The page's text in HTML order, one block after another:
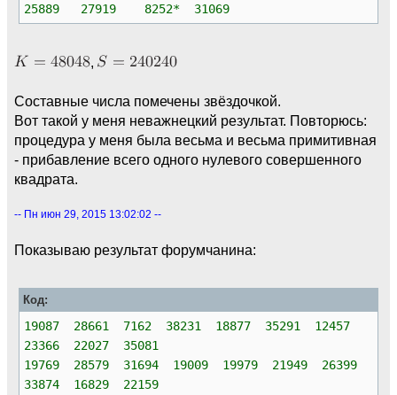
25889 27919 8252* 31069
,
Составные числа помечены звёздочкой.
Вот такой у меня неважнецкий результат. Повторюсь:
процедура у меня была весьма и весьма примитивная
- прибавление всего одного нулевого совершенного
квадрата.
-- Пн июн 29, 2015 13:02:02 --
Показываю результат форумчанина:
Код:
19087 28661 7162 38231 18877 35291 12457
23366 22027 35081
19769 28579 31694 19009 19979 21949 26399
33874 16829 22159